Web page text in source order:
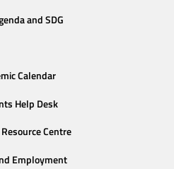
and SDG
Calendar
Help Desk
Centre
Employment